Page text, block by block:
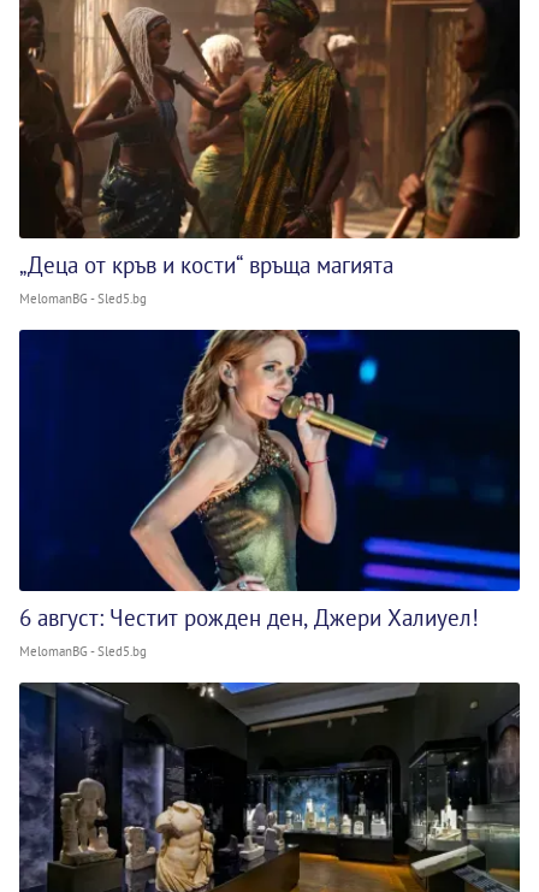
„Деца от кръв и кости“ връща магията
MelomanBG - Sled5.bg
6 август: Честит рожден ден, Джери Халиуел!
MelomanBG - Sled5.bg